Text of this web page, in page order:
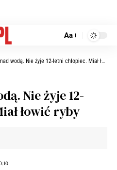
Aa
wodą. Nie żyje 12-letni chłopiec. Miał łowić ryby
Nie żyje 12-
łowić ryby